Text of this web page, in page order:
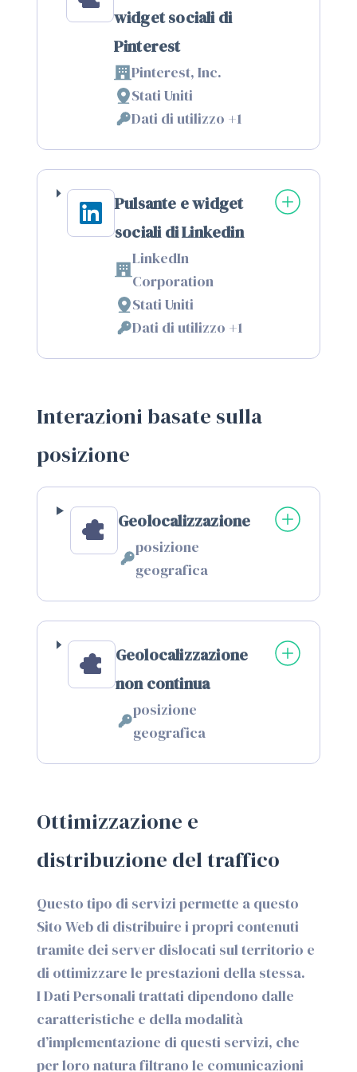
widget sociali di
Pinterest
Azienda:
Pinterest, Inc.
Luogo
del
trattamento:
Stati Uniti
Dati
Personali
trattati:
Dati di utilizzo +1
Pulsante e widget
sociali di Linkedin
Azienda:
LinkedIn
Corporation
Luogo
del
trattamento:
Stati Uniti
Dati
Personali
Dati di utilizzo +1
Interazioni basate sulla
posizione
Geolocalizzazione
Dati
posizione
geografica
Geolocalizzazione
non continua
Dati
posizione
geografica
Ottimizzazione e
distribuzione del traffico
Questo tipo di servizi permette a questo
Sito Web di distribuire i propri contenuti
tramite dei server dislocati sul territorio e
di ottimizzare le prestazioni della stessa.
I Dati Personali trattati dipendono dalle
caratteristiche e della modalità
d’implementazione di questi servizi, che
per loro natura filtrano le comunicazioni